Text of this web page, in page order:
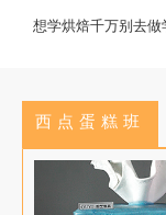
训基地建设专家指导
想学烘焙千万别去做
西点蛋糕班